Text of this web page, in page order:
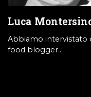
Luca
Abbiamo intervistato
food blogger…